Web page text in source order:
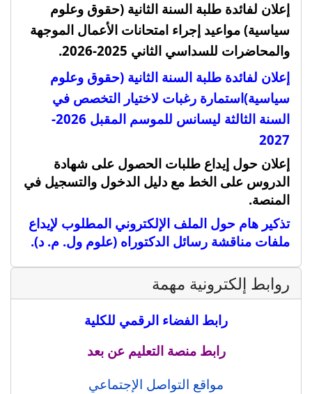
إعلان لفائدة طلبة السنة الثانية (حقوق وعلوم
سياسية) مواعيد إجراء امتحانات الأعمال الموجهة
والمحاضرات للسداسي الثاني 2025-2026.
إعلان لفائدة طلبة السنة الثانية (حقوق وعلوم
سياسية)استمارة رغبات لاختيار التخصص في
السنة الثالثة ليسانس للموسم المقبل 2026-
2027
إعلان حول إيداع طلبات الحصول على شهادة
الدروس على الخط مع دليل الدخول والتسجيل في
المنصة.
تذكير هام حول الملف الإلكتروني المطلوب لإيداع
ملفات مناقشة رسائل الدكتوراه (علوم ول. م. د).
روابط إلكترونية مهمة
رابط الفضاء الرقمي للكلية
رابط منصة التعليم عن بعد
مواقع التواصل الإجتماعي